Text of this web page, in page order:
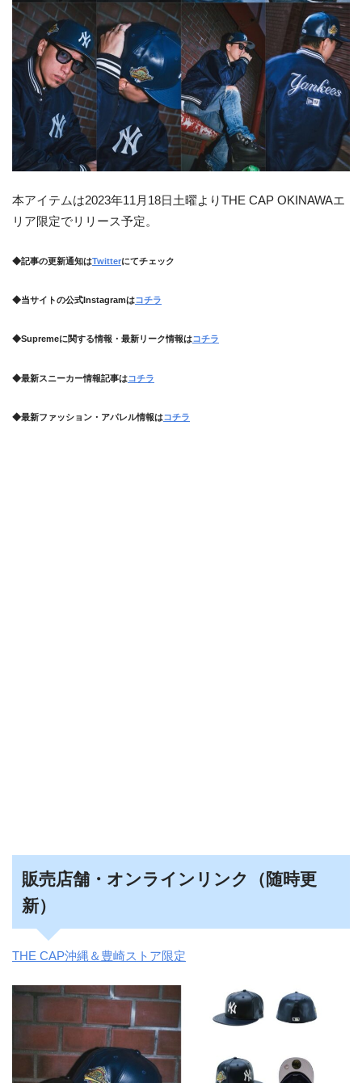
本アイテムは2023年11月18日土曜よりTHE CAP OKINAWAエ
リア限定でリリース予定。
◆記事の更新通知はTwitterにてチェック
◆当サイトの公式Instagramはコチラ
◆Supremeに関する情報・最新リーク情報はコチラ
◆最新スニーカー情報記事はコチラ
◆最新ファッション・アパレル情報はコチラ
販売店舗・オンラインリンク（随時更
新）
THE CAP沖縄＆豊崎ストア限定